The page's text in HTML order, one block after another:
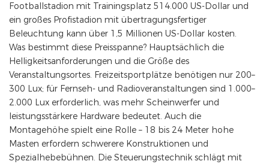
Footballstadion mit Trainingsplatz 514.000 US-Dollar und
ein großes Profistadion mit übertragungsfertiger
Beleuchtung kann über 1,5 Millionen US-Dollar kosten.
Was bestimmt diese Preisspanne? Hauptsächlich die
Helligkeitsanforderungen und die Größe des
Veranstaltungsortes. Freizeitsportplätze benötigen nur 200–
300 Lux; für Fernseh- und Radioveranstaltungen sind 1.000–
2.000 Lux erforderlich, was mehr Scheinwerfer und
leistungsstärkere Hardware bedeutet. Auch die
Montagehöhe spielt eine Rolle – 18 bis 24 Meter hohe
Masten erfordern schwerere Konstruktionen und
Spezialhebebühnen. Die Steuerungstechnik schlägt mit